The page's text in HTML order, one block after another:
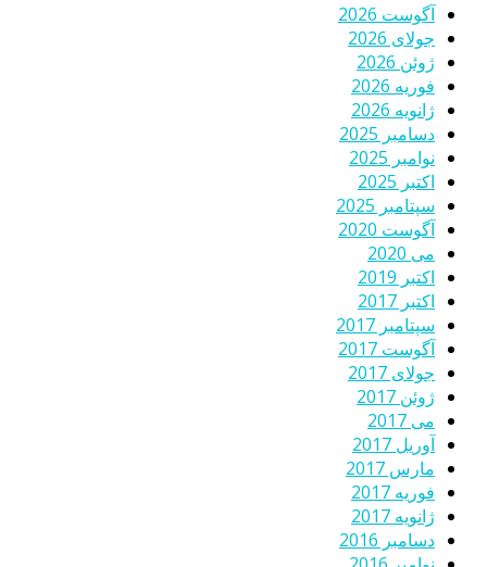
آگوست 2026
جولای 2026
ژوئن 2026
فوریه 2026
ژانویه 2026
دسامبر 2025
نوامبر 2025
اکتبر 2025
سپتامبر 2025
آگوست 2020
می 2020
اکتبر 2019
اکتبر 2017
سپتامبر 2017
آگوست 2017
جولای 2017
ژوئن 2017
می 2017
آوریل 2017
مارس 2017
فوریه 2017
ژانویه 2017
دسامبر 2016